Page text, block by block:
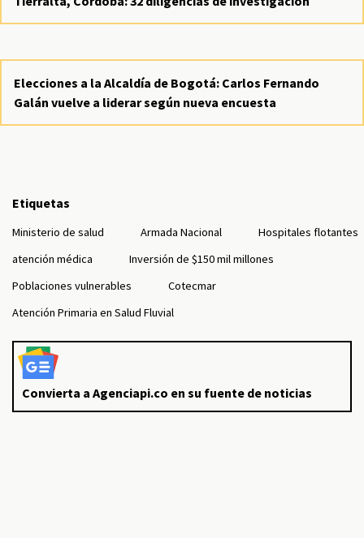
Elecciones a la Alcaldía de Bogotá: Carlos Fernando
Galán vuelve a liderar según nueva encuesta
Etiquetas
Ministerio de salud Armada Nacional
Hospitales flotantes
atención médica
Inversión de $150 mil millones
Poblaciones vulnerables
Cotecmar
Atención Primaria en Salud Fluvial
Convierta a Agenciapi.co en su fuente de noticias